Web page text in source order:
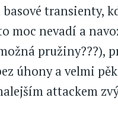
basové transienty,
moc nevadí a
pružiny???),
úhony a velmi
attackem